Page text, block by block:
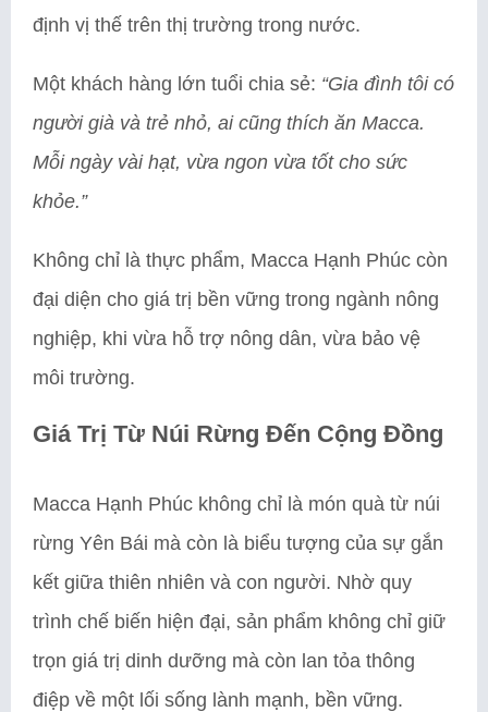
định vị thế trên thị trường trong nước.
Một khách hàng lớn tuổi chia sẻ: “Gia đình tôi có
người già và trẻ nhỏ, ai cũng thích ăn Macca.
Mỗi ngày vài hạt, vừa ngon vừa tốt cho sức
khỏe.”
Không chỉ là thực phẩm, Macca Hạnh Phúc còn
đại diện cho giá trị bền vững trong ngành nông
nghiệp, khi vừa hỗ trợ nông dân, vừa bảo vệ
môi trường.
Giá Trị Từ Núi Rừng Đến Cộng Đồng
Macca Hạnh Phúc không chỉ là món quà từ núi
rừng Yên Bái mà còn là biểu tượng của sự gắn
kết giữa thiên nhiên và con người. Nhờ quy
trình chế biến hiện đại, sản phẩm không chỉ giữ
trọn giá trị dinh dưỡng mà còn lan tỏa thông
điệp về một lối sống lành mạnh, bền vững.